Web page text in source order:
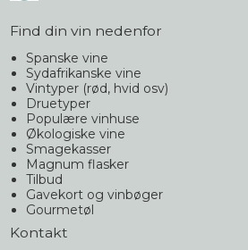
Find din vin nedenfor
Spanske vine
Sydafrikanske vine
Vintyper (rød, hvid osv)
Druetyper
Populære vinhuse
Økologiske vine
Smagekasser
Magnum flasker
Tilbud
Gavekort og vinbøger
Gourmetøl
Kontakt